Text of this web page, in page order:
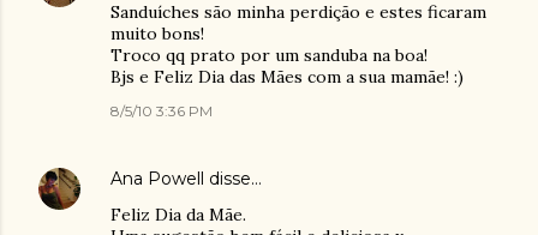
Sanduíches são minha perdição e estes ficaram
muito bons!
Troco qq prato por um sanduba na boa!
Bjs e Feliz Dia das Mães com a sua mamãe! :)
8/5/10 3:36 PM
Ana Powell disse…
Feliz Dia da Mãe.